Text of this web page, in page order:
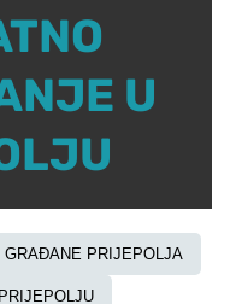
U
PRIJEPOLJA